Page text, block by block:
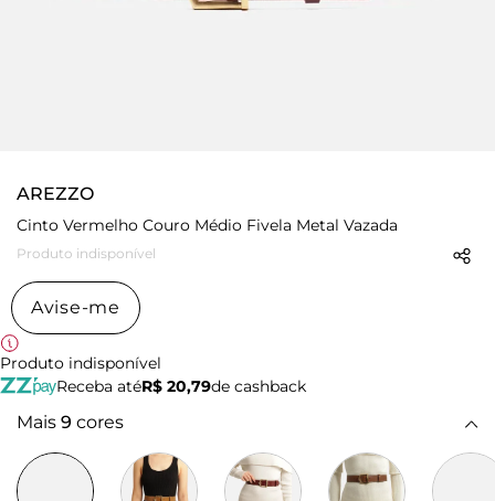
AREZZO
Cinto Vermelho Couro Médio Fivela Metal Vazada
Produto indisponível
Avise-me
Produto indisponível
Receba atéR$ 20,79de cashback
Mais 9 cores